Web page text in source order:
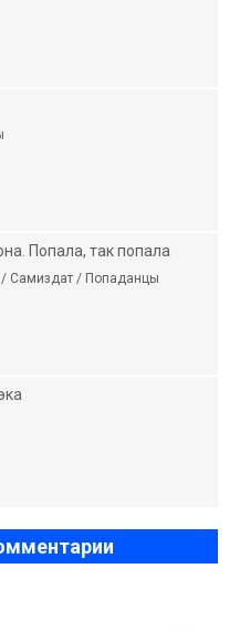
Попала, так попала
Самиздат / Попаданцы